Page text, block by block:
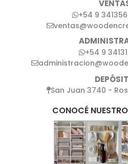
+54 9
+54 9
San Juan 3740 -
CONOCÉ